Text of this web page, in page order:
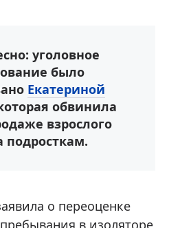
уголовное
было
Екатериной
обвинила
взрослого
подросткам.
о переоценке
в изоляторе